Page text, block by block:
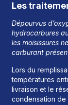
Les
Dépourvus
hydrocarbures
les moisissures
carburant
Lors du
températures
livraison et le
condensation de